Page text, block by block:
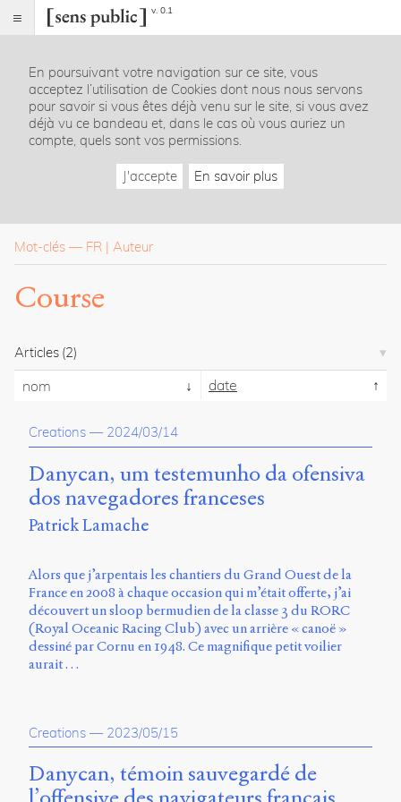
v. 0.1
Index
Rubriques
Essais
La
revue
Présentation
Publier
du
site
Archipel
En
ligne
Université
de
Sherbrooke
Campus
Local
B1-
150
Pl.
En poursuivant votre navigation sur ce site, vous
acceptez l’utilisation de Cookies dont nous nous servons
pour savoir si vous êtes déjà venu sur le site, si vous avez
déjà vu ce bandeau et, dans le cas où vous auriez un
compte, quels sont vos permissions.
J'accepte En savoir plus
Mot-clés — FR Auteur
Course
Articles (2)
nom date
Creations — 2024/03/14
Danycan, um testemunho da ofensiva
dos navegadores franceses
Patrick Lamache
Alors que j’arpentais les chantiers du Grand Ouest de la
France en 2008 à chaque occasion qui m’était offerte, j’ai
découvert un sloop bermudien de la classe 3 du RORC
(Royal Oceanic Racing Club) avec un arrière « canoë »
dessiné par Cornu en 1948. Ce magnifique petit voilier
aurait …
Creations — 2023/05/15
Danycan, témoin sauvegardé de